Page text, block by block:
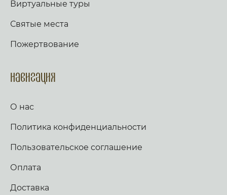
Виртуальные туры
Святые места
Пожертвование
Навигация
О нас
Политика конфиденциальности
Пользовательское соглашение
Оплата
Доставка